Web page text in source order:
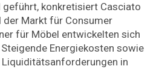
geführt, konkretisiert Casciato
Markt für Consumer
für Möbel entwickelten sich
Energiekosten sowie
in